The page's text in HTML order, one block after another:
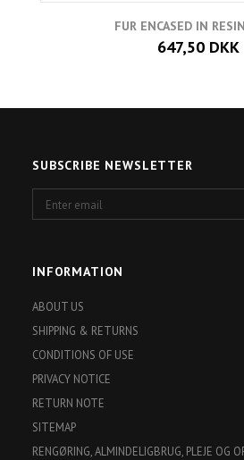
FUR ENCASED IN
647,50 DKK
SUBSCRIBE NEWSLETTER
email
INFORMATION
ABOUT US
SHIPPING & RETURNS
CONDITIONS OF USE
PRIVACY NOTICE
RETURN NOTE
SITEMAP
RENGØRING, ALMINDELIGBRUG, PLEJE OG